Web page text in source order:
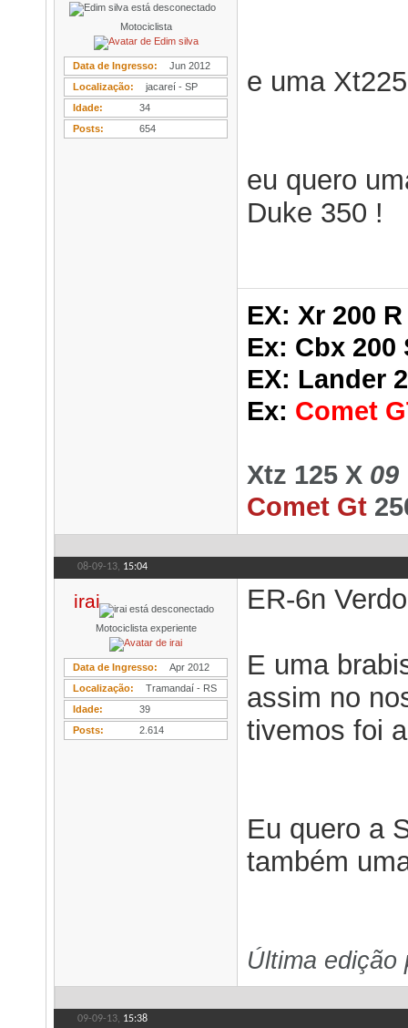
Motociclista
Data de Ingresso
Jun 2012
Localização
jacareí - SP
Idade
34
Posts
654
e uma
eu quero
Duke 350 !
EX: Xr 200
Ex: Cbx 200
EX: Lander
Ex: Comet
Xtz 125 X 09
Comet Gt
08-09-13, 15:04
irai
Motociclista experiente
Data de Ingresso
Apr 2012
Localização
Tramandaí - RS
Idade
39
Posts
2.614
ER-6n
E uma
assim no
tivemos foi
Eu quero a
também
Última
09-09-13, 15:38